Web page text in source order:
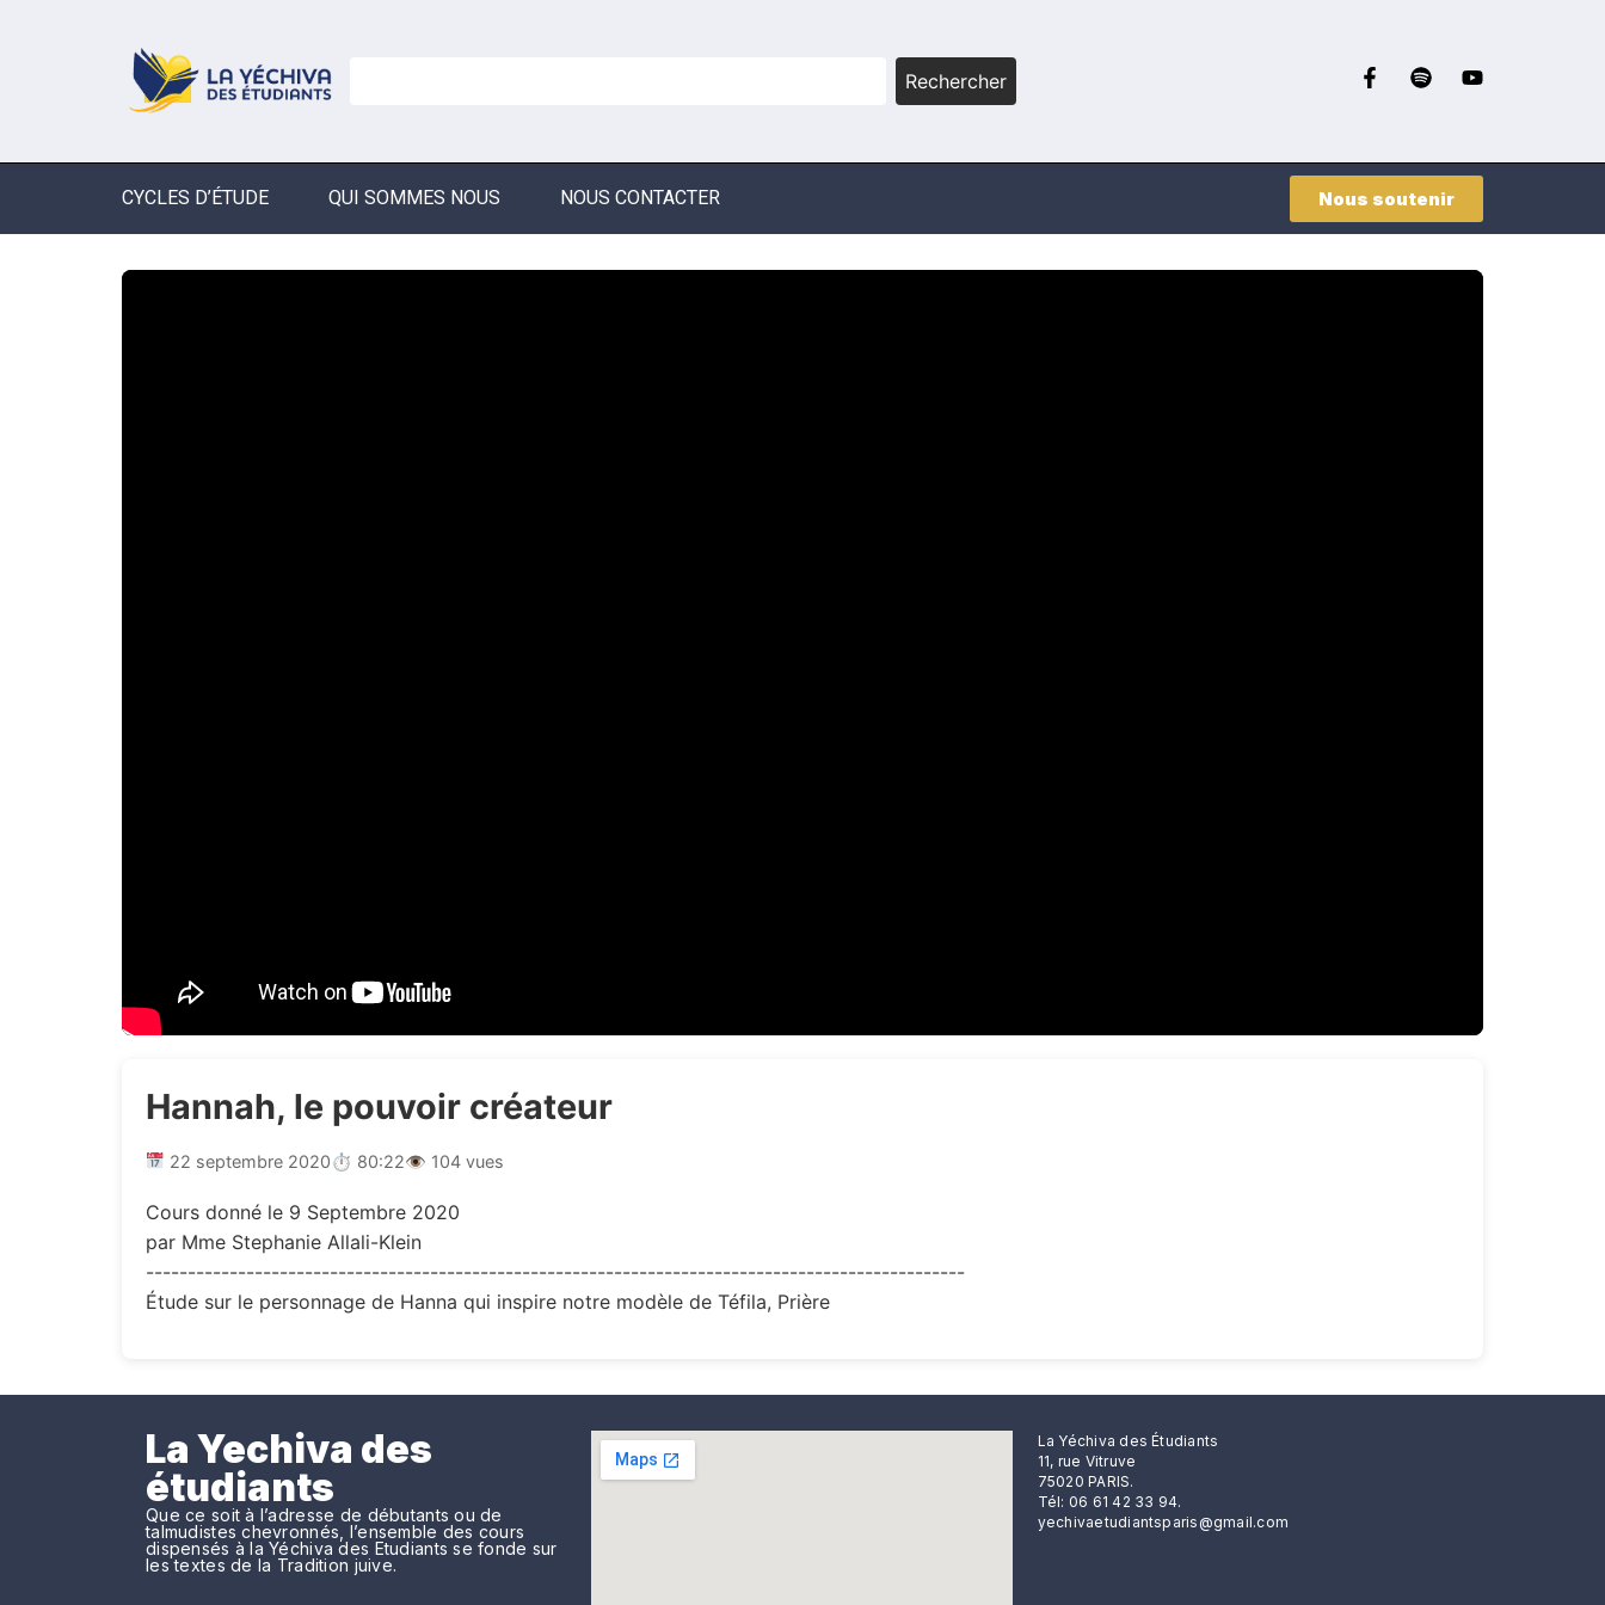
Rechercher
CYCLES D’ÉTUDE QUI SOMMES NOUS NOUS CONTACTER Nous soutenir
Hannah, le pouvoir créateur
22 septembre 2020⏱ 80:22👁 104 vues
Cours donné le 9 Septembre 2020
par Mme Stephanie Allali-Klein
--------------------------------------------------------------------------------------------------
Étude sur le personnage de Hanna qui inspire notre modèle de Téfila, Prière
La Yechiva des
étudiants
Que ce soit à l’adresse de débutants ou de
talmudistes chevronnés, l’ensemble des cours
dispensés à la Yéchiva des Etudiants se fonde sur
les textes de la Tradition juive.
La Yéchiva des Étudiants
11, rue Vitruve
75020 PARIS.
Tél: 06 61 42 33 94.
yechivaetudiantsparis@gmail.com